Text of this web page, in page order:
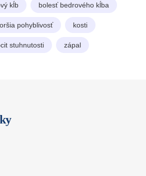
kĺb bolesť bedrového kĺba
pohyblivosť kosti
stuhnutosti zápal